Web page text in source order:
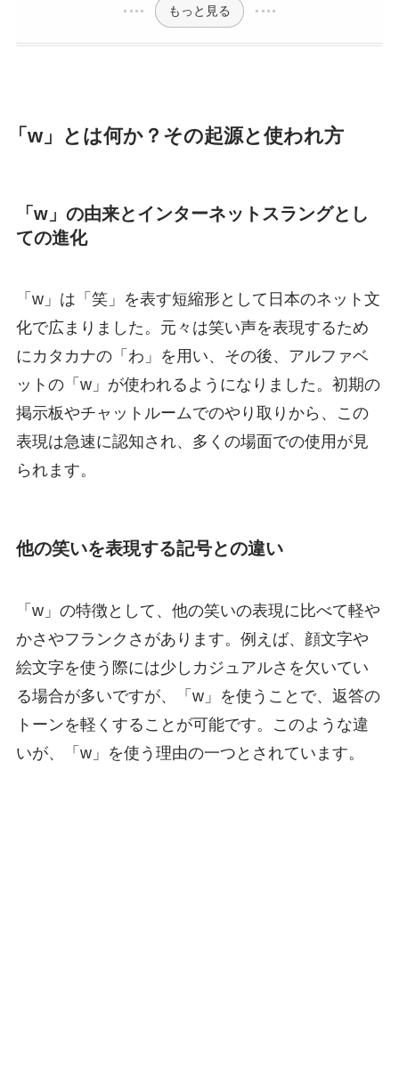
もっと見る
「w」とは何か？その起源と使われ方
「w」の由来とインターネットスラングとし
ての進化
「w」は「笑」を表す短縮形として日本のネット文
化で広まりました。元々は笑い声を表現するため
にカタカナの「わ」を用い、その後、アルファベ
ットの「w」が使われるようになりました。初期の
掲示板やチャットルームでのやり取りから、この
表現は急速に認知され、多くの場面での使用が見
られます。
他の笑いを表現する記号との違い
「w」の特徴として、他の笑いの表現に比べて軽や
かさやフランクさがあります。例えば、顔文字や
絵文字を使う際には少しカジュアルさを欠いてい
る場合が多いですが、「w」を使うことで、返答の
トーンを軽くすることが可能です。このような違
いが、「w」を使う理由の一つとされています。